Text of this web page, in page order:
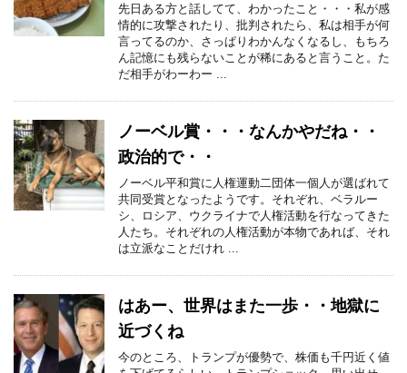
先日ある方と話してて、わかったこと・・・私が感
情的に攻撃されたり、批判されたら、私は相手が何
言ってるのか、さっぱりわかんなくなるし、もちろ
ん記憶にも残らないことが稀にあると言うこと。た
だ相手がわーわー ...
ノーベル賞・・・なんかやだね・・
政治的で・・
ノーベル平和賞に人権運動二団体一個人が選ばれて
共同受賞となったようです。それぞれ、ベラルー
シ、ロシア、ウクライナで人権活動を行なってきた
人たち。それぞれの人権活動が本物であれば、それ
は立派なことだけれ ...
はあー、世界はまた一歩・・地獄に
近づくね
今のところ、トランプが優勢で、株価も千円近く値